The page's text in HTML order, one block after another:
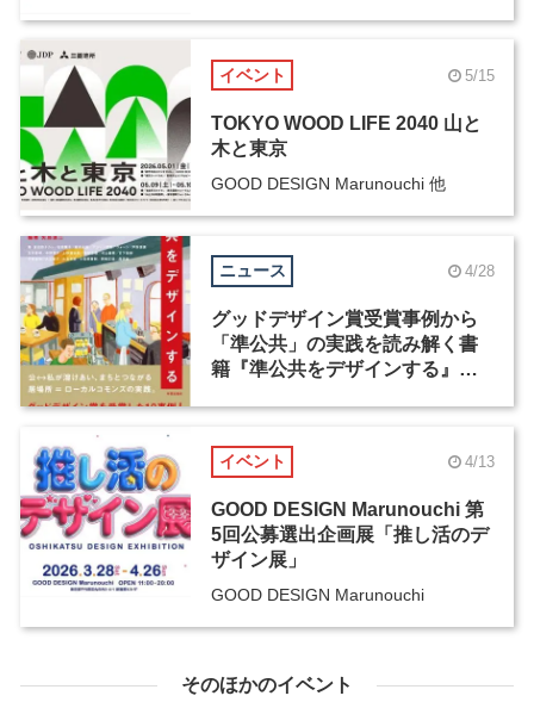
イベント 5/15
TOKYO WOOD LIFE 2040 山と
木と東京
GOOD DESIGN Marunouchi 他
ニュース 4/28
グッドデザイン賞受賞事例から
「準公共」の実践を読み解く書
籍『準公共をデザインする』が
イベント 4/13
GOOD DESIGN Marunouchi 第
5回公募選出企画展「推し活のデ
ザイン展」
GOOD DESIGN Marunouchi
そのほかのイベント